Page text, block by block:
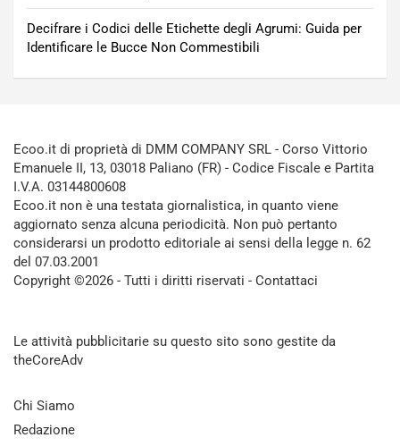
Decifrare i Codici delle Etichette degli Agrumi: Guida per
Identificare le Bucce Non Commestibili
Ecoo.it di proprietà di DMM COMPANY SRL - Corso Vittorio
Emanuele II, 13, 03018 Paliano (FR) - Codice Fiscale e Partita
I.V.A. 03144800608
Ecoo.it non è una testata giornalistica, in quanto viene
aggiornato senza alcuna periodicità. Non può pertanto
considerarsi un prodotto editoriale ai sensi della legge n. 62
del 07.03.2001
Copyright ©2026 - Tutti i diritti riservati - Contattaci
Le attività pubblicitarie su questo sito sono gestite da
theCoreAdv
Chi Siamo
Redazione